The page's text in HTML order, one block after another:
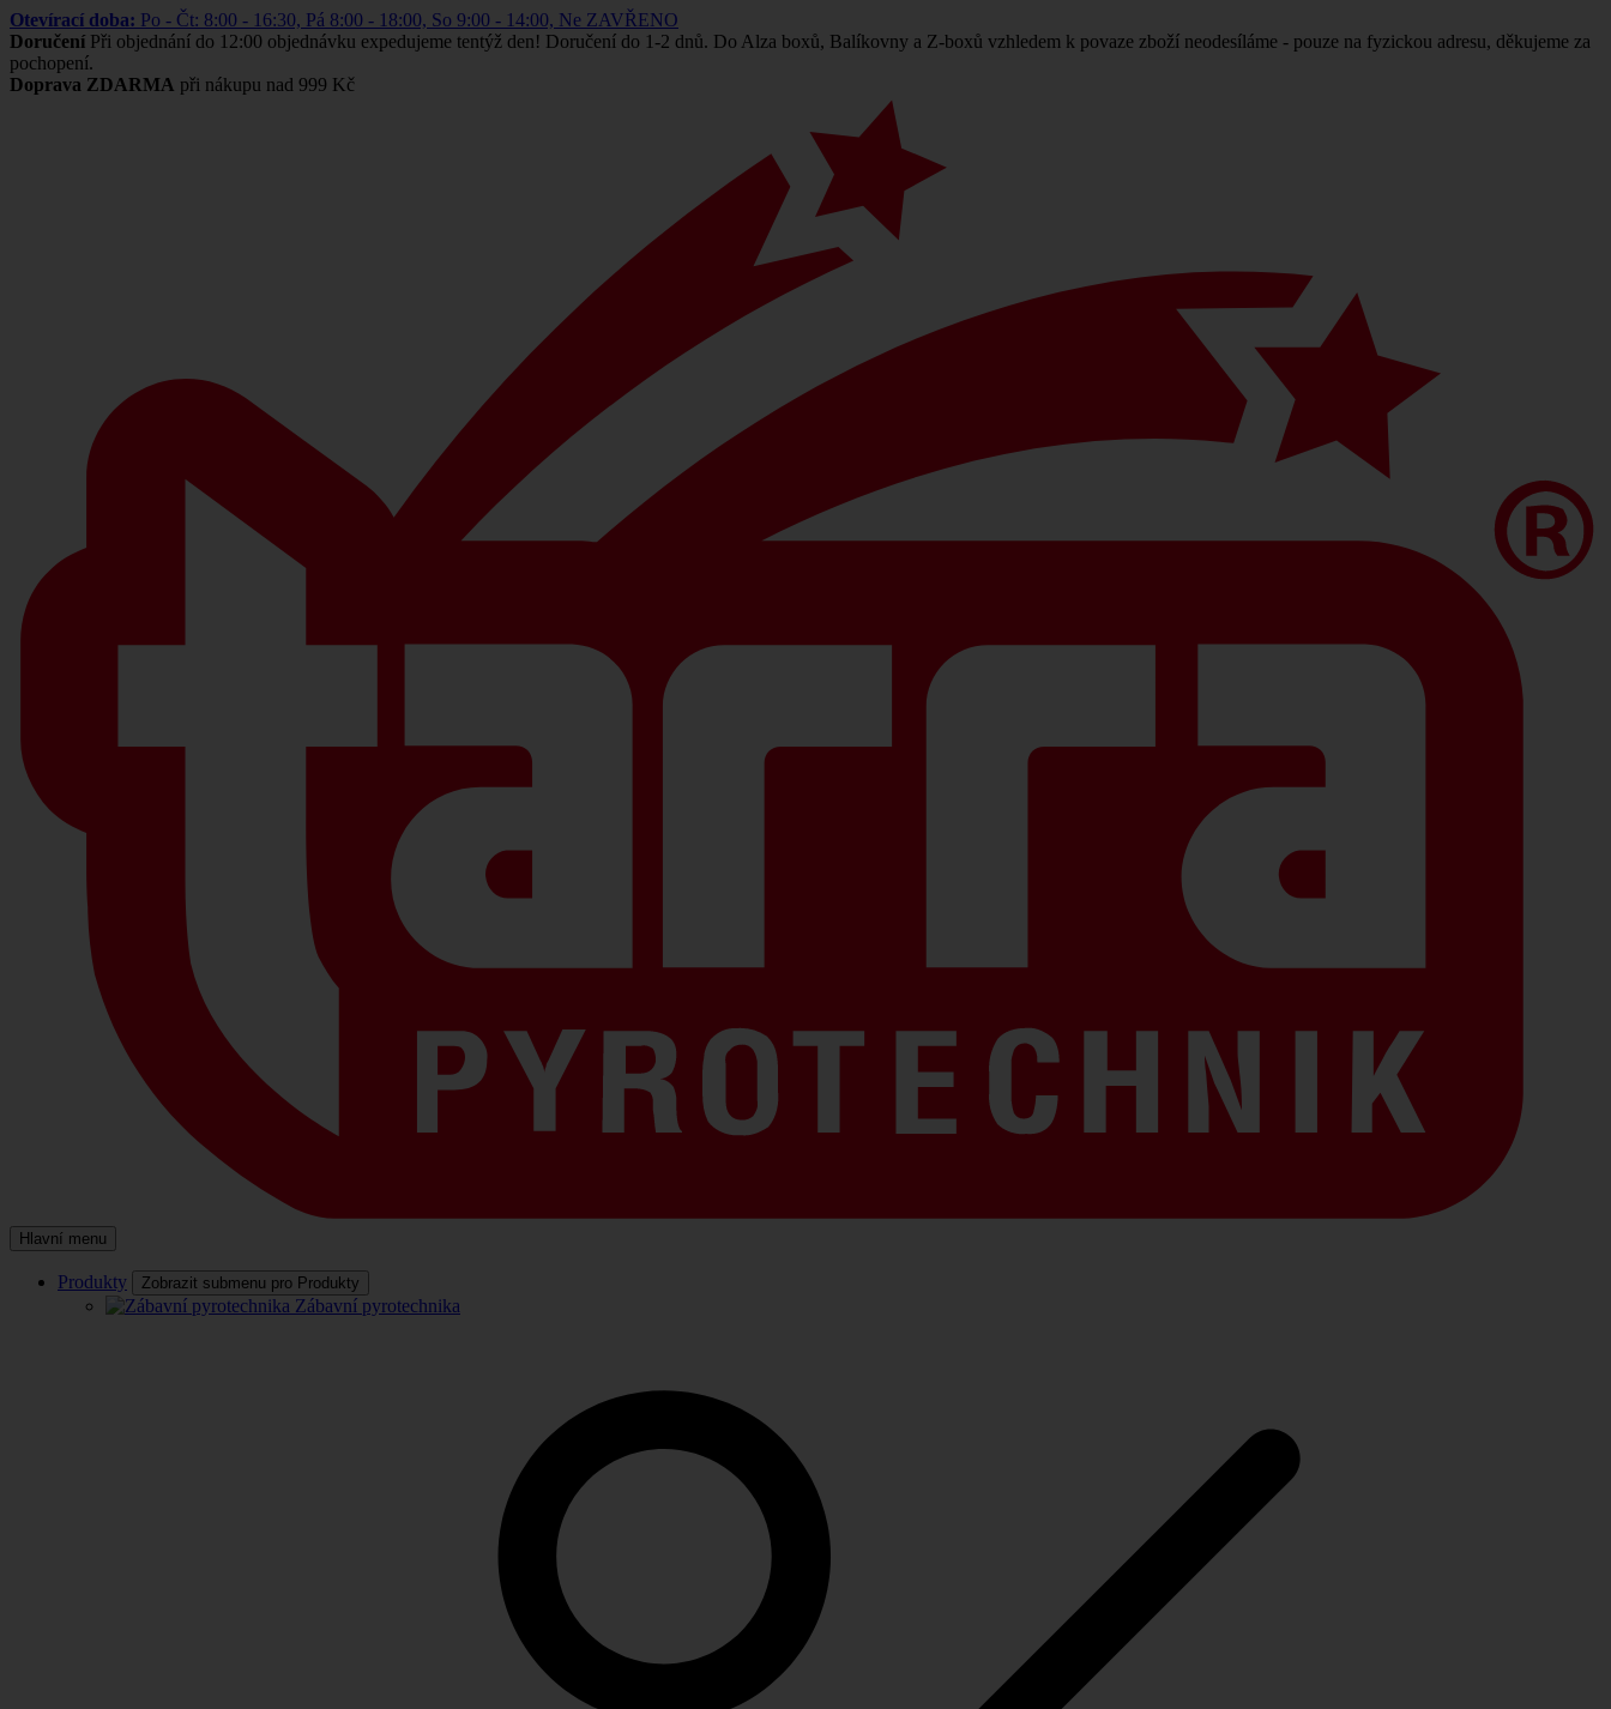
Otevírací doba: Po - Čt: 8:00 - 16:30, Pá 8:00 - 18:00, So 9:00 - 14:00, Ne ZAVŘENO
Doručení Při objednání do 12:00 objednávku expedujeme tentýž den! Doručení do 1-2 dnů. Do Alza boxů, Balíkovny a Z-boxů vzhledem k povaze zboží neodesíláme - pouze na fyzickou adresu, děkujeme za
pochopení.
Doprava ZDARMA při nákupu nad 999 Kč
Hlavní menu
Produkty Zobrazit submenu pro Produkty
Zábavní pyrotechnika